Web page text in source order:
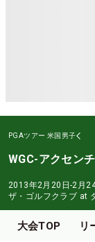
PGAツアー 米国男子
WGC-アクセン
2013年2月20日-2月
ザ・ゴルフクラブ at
大会TOP リ